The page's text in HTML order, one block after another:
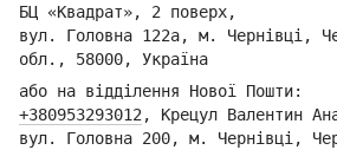
БЦ «Квадрат», 2 поверх,
вул. Головна 122а, м. Чернівці, Ч
обл., 58000, Україна
або на відділення Нової Пошти:
+380953293012, Крецул Валентин
вул. Головна 200, м. Чернівці, Ч